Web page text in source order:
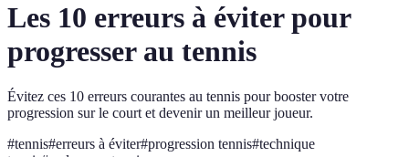
Les 10 erreurs à éviter pour
progresser au tennis
Évitez ces 10 erreurs courantes au tennis pour booster votre
progression sur le court et devenir un meilleur joueur.
#tennis#erreurs à éviter#progression tennis#technique